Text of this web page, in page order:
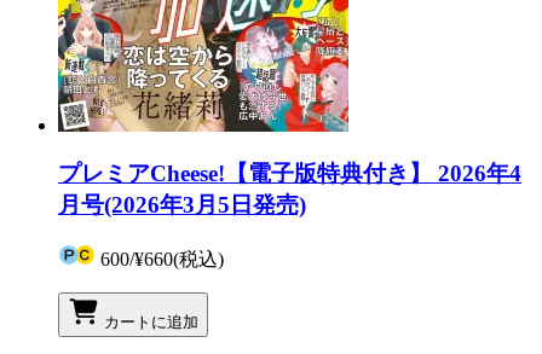
プレミアCheese!【電子版特典付き】 2026年4
月号(2026年3月5日発売)
600/¥660(税込)
カートに追加